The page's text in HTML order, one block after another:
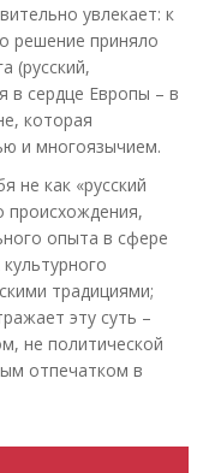
увлекает: к
решение приняло
(русский,
в сердце Европы – в
которая
и многоязычием.
не как «русский
происхождения,
опыта в сфере
традициями;
эту суть –
не политической
отпечатком в